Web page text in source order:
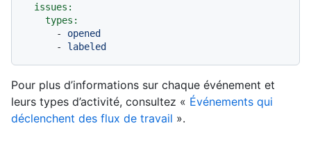
issues:
types:
-
opened
-
labeled
Pour plus d’informations sur chaque événement et
leurs types d’activité, consultez « Événements qui
déclenchent des flux de travail ».